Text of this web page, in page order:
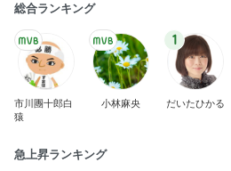
総合ランキング
市川團十郎白
猿
小林麻央
1
だいたひかる
急上昇ランキング